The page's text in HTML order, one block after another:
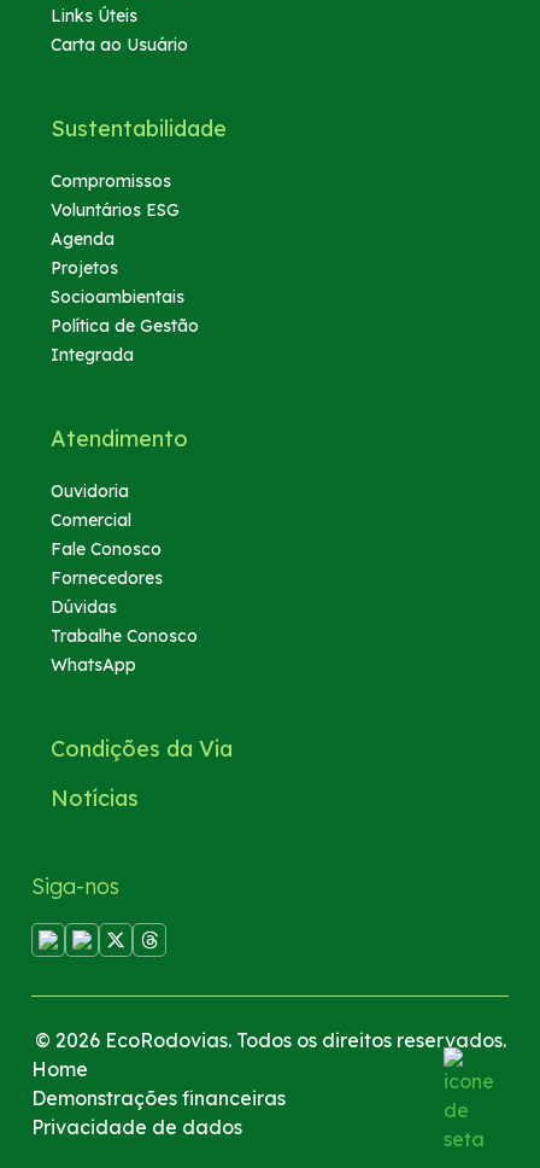
Links Úteis
Carta ao Usuário
Sustentabilidade
Compromissos
Voluntários ESG
Agenda
Projetos
Socioambientais
Política de Gestão
Integrada
Atendimento
Ouvidoria
Comercial
Fale Conosco
Fornecedores
Dúvidas
Trabalhe Conosco
WhatsApp
Condições da Via
Notícias
Siga-nos
Home
Demonstrações financeiras
Privacidade de dados
© 2026 EcoRodovias. Todos os direitos reservados.